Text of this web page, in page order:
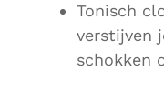
Tonisch
verstijven
schokken